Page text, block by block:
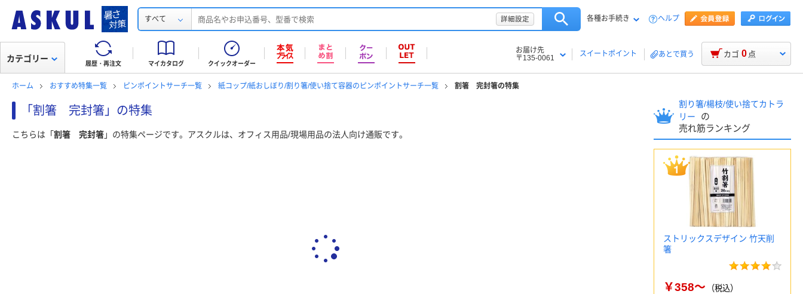
すべて 詳細設定 各種お手続き ヘルプ
履歴・再注文 マイカタログ クイックオーダー
お届け先
〒135-0061
スイートポイント あとで買う
カテゴリー カゴ 0 点
ホーム おすすめ特集一覧 ピンポイントサーチ一覧 紙コップ/紙おしぼり/割り箸/使い捨て容器のピンポイントサーチ一覧 割箸 完封箸の特集
「割箸 完封箸」の特集
こちらは「割箸 完封箸」の特集ページです。アスクルは、オフィス用品/現場用品の法人向け通販です。
割り箸/楊枝/使い捨てカトラ
リー
の
売れ筋ランキング
ストリックスデザイン 竹天削
箸
￥358～ （税込）